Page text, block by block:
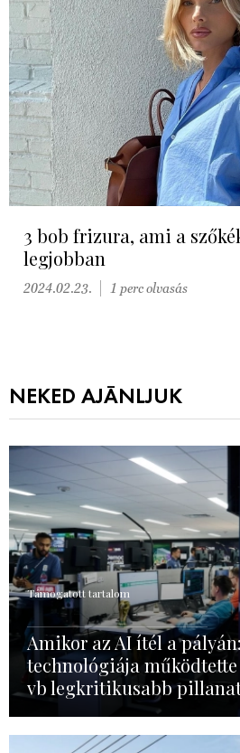
3 bob frizura, ami a
legjobban
2024.02.23. 1 perc olvasás
NEKED AJÁNLJUK
Támogatott tartalom
Amikor az AI ítél a
technológiája
vb legkritikusabb